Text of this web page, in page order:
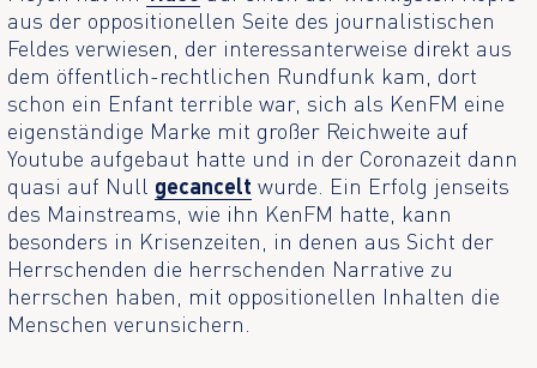
aus der oppositionellen Seite des journalistischen
Feldes verwiesen, der interessanterweise direkt aus
dem öffentlich-rechtlichen Rundfunk kam, dort
schon ein Enfant terrible war, sich als KenFM eine
eigenständige Marke mit großer Reichweite auf
Youtube aufgebaut hatte und in der Coronazeit dann
quasi auf Null gecancelt wurde. Ein Erfolg jenseits
des Mainstreams, wie ihn KenFM hatte, kann
besonders in Krisenzeiten, in denen aus Sicht der
Herrschenden die herrschenden Narrative zu
herrschen haben, mit oppositionellen Inhalten die
Menschen verunsichern.